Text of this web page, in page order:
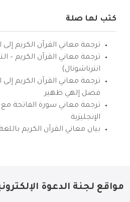
كتب لها صلة
ترجمة معاني القرآن الكريم إلى
ترجمة معاني القرآن الكريم –
انترناشونال)
ترجمة معاني القرآن الكريم إلى
فضل إلهي ظهير
ترجمة معاني سورة الفاتحة مع
الإنجليزية
بيان معاني القرآن الكريم باللغة
مواقع لجنة الدعوة